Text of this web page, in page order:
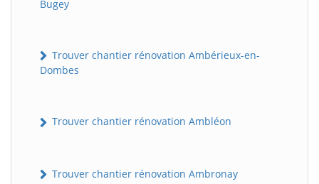
Bugey
Trouver chantier rénovation Ambérieux-en-
Dombes
Trouver chantier rénovation Ambléon
Trouver chantier rénovation Ambronay